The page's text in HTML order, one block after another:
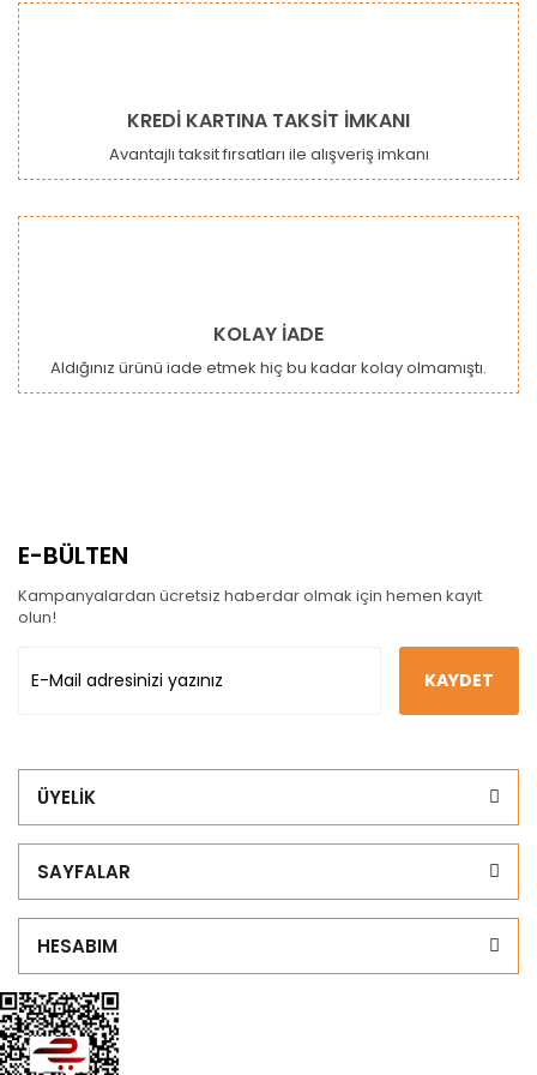
KREDİ KARTINA TAKSİT İMKANI
Avantajlı taksit fırsatları ile alışveriş imkanı
KOLAY İADE
Aldığınız ürünü iade etmek hiç bu kadar kolay olmamıştı.
E-BÜLTEN
Kampanyalardan ücretsiz haberdar olmak için hemen kayıt
olun!
KAYDET
ÜYELİK
SAYFALAR
HESABIM